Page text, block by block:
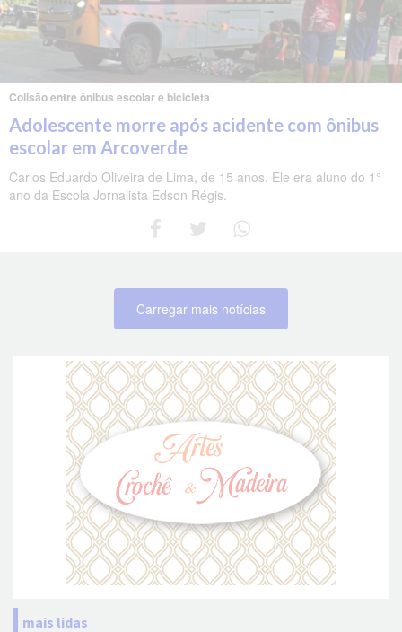
Colisão entre ônibus escolar e bicicleta
Adolescente morre após acidente com ônibus
escolar em Arcoverde
Carlos Eduardo Oliveira de Lima, de 15 anos. Ele era aluno do 1°
ano da Escola Jornalista Edson Régis.
Carregar mais notícias
mais lidas